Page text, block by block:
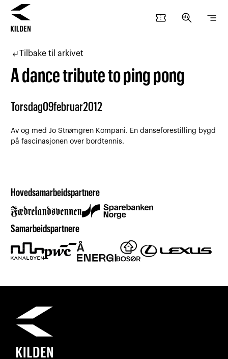
confirmation_number search_insights segment
subdirectory_arrow_leftTilbake til arkivet
A dance tribute to ping pong
Torsdag09februar2012
Av og med Jo Strømgren Kompani. En danseforestilling bygd
på fascinasjonen over bordtennis.
Hovedsamarbeidspartnere
Samarbeidspartnere